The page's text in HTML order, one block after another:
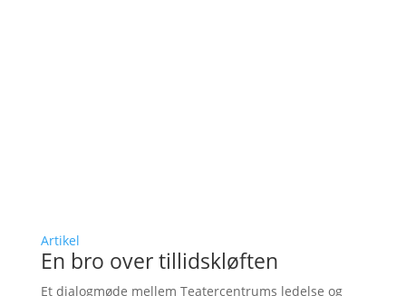
Artikel
En bro over tillidskløften
Et dialogmøde mellem Teatercentrums ledelse og